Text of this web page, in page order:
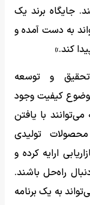
جایگاه برند یک
به دست آمده و
کند.»
و توسعه
کیفیت وجود
با یافتن
تولیدی
ارایه کرده و
راه‌حل باشند.
به یک برنامه